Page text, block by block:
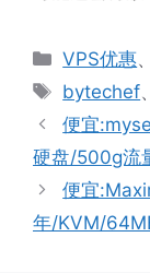
分
类
VPS优惠、
标
签
bytechef
便宜
硬盘/500g流
便宜
年/KVM/